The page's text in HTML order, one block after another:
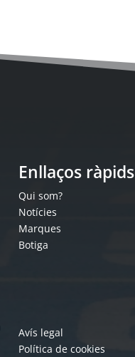
Enllaços ràpids
Qui som?
Notícies
Marques
Botiga
Avís legal
Política de cookies